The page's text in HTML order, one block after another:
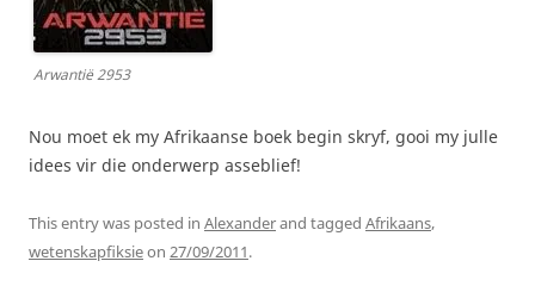
Arwantië 2953
Nou moet ek my Afrikaanse boek begin skryf, gooi my julle
idees vir die onderwerp asseblief!
This entry was posted in Alexanderand tagged Afrikaans,
wetenskapfiksieon 27/09/2011.